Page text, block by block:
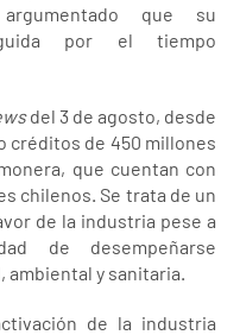
que su
por el tiempo
del 3 de agosto, desde
créditos de 450 millones
que cuentan con
chilenos. Se trata de un
de la industria pese a
de desempeñarse
ambiental y sanitaria.
de la industria